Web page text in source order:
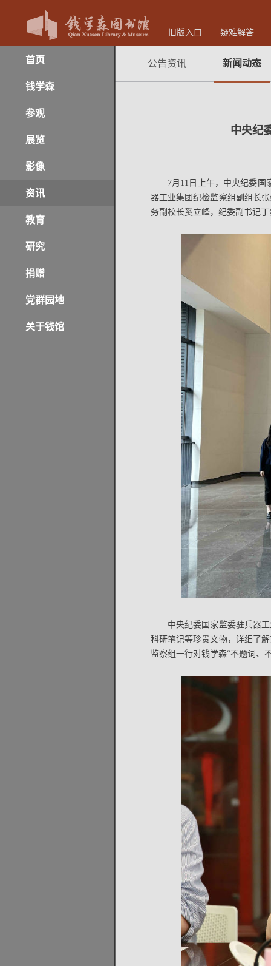
旧版入口 疑难解答
首页
钱学森
参观
展览
影像
资讯
教育
研究
捐赠
党群园地
关于钱馆
公告资讯 新闻动态
中央纪
7月11日上午，中央纪委国
器工业集团纪检监察组副组长
务副校长奚立峰，纪委副书记
中央纪委国家监委驻兵器
科研笔记等珍贵文物，详细了
监察组一行对钱学森“不题词、